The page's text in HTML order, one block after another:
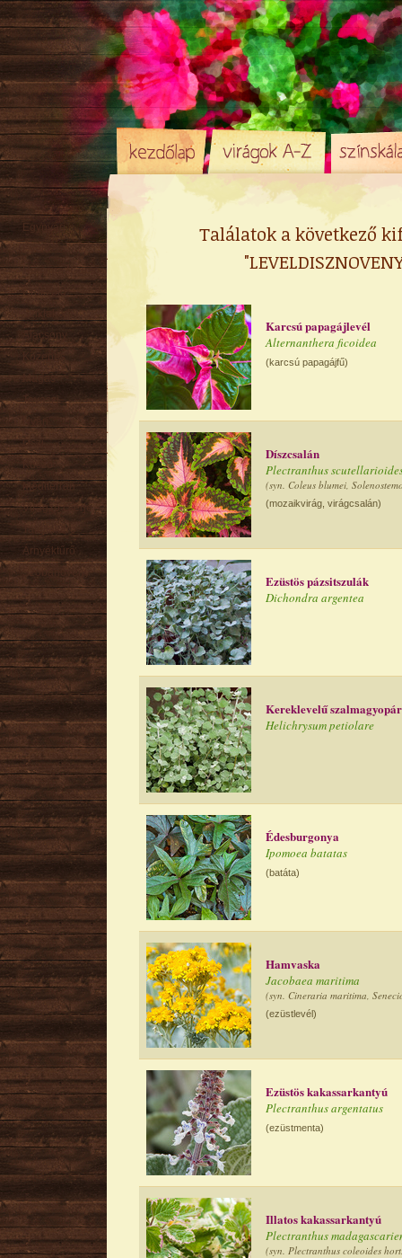
Találatok a következő
Karcsú papagájlevél
Alternanthera ficoidea
(karcsú papagájfű)
Díszcsalán
Plectranthus
(syn. Coleus blumei,
(mozaikvirág, virágcsalán)
Ezüstös pázsitszulák
Dichondra argentea
Kereklevelű szalmagyopár
Helichrysum petiolare
Édesburgonya
Ipomoea batatas
(batáta)
Hamvaska
Jacobaea maritima
(syn. Cineraria maritima,
(ezüstlevél)
Ezüstös kakassarkantyú
Plectranthus argentatus
(ezüstmenta)
Illatos kakassarkantyú
Plectranthus
(syn. Plectranthus coleoides
Egynyári
Évelő
Hagyma/ Gumó
Örökzöld
Sziklakerti
Alacsony
Közepes
Magas
Tavaszi
Őszi
Kúszó
Mediterrán
Virágzó cserje
Talajtakaró
Árnyéktűrő
Szobanövény